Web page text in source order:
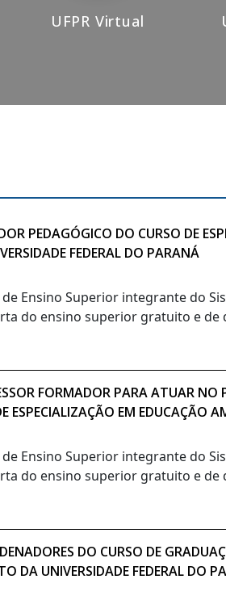
UFPR Virtual
PEDAGÓGICO DO CURSO DE
FEDERAL DO PARANÁ
Ensino Superior integrante do
do ensino superior gratuito e
FORMADOR PARA ATUAR
ESPECIALIZAÇÃO EM EDUCAÇÃO
Ensino Superior integrante do
do ensino superior gratuito e
DO CURSO DE
DA UNIVERSIDADE FEDERAL DO